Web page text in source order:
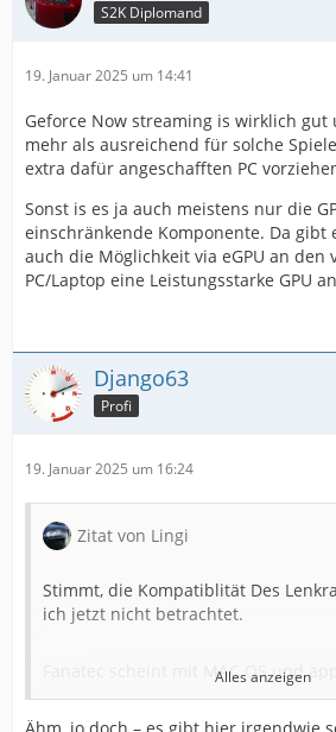
S2K Diplomand
19. Januar 2025 um 14:41
Geforce Now streaming is wirklich
mehr als ausreichend für solche
extra dafür angeschafften PC
Sonst is es ja auch meistens nur die
einschränkende Komponente. Da gibt
auch die Möglichkeit via eGPU an den
PC/Laptop eine Leistungsstarke GPU
Django63
Profi
19. Januar 2025 um 16:24
Zitat von Lingi
Stimmt, die Kompatiblität Des
ich jetzt nicht betrachtet.
Fanatec scheint mit MAC OS und
kompatibel zu sein.
Alles anzeigen